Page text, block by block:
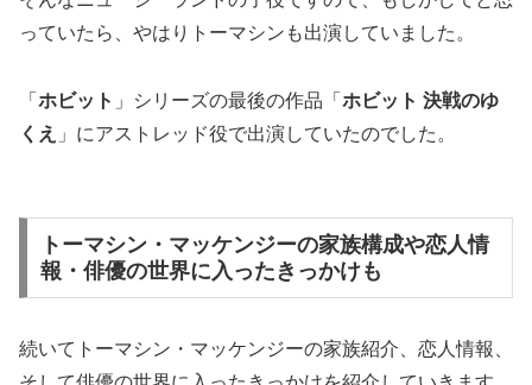
っていたら、やはりトーマシンも出演していました。
「 ホビット 」シリーズの最後の作品「 ホビット 決戦のゆ
くえ 」にアストレッド役で出演していたのでした。
トーマシン・マッケンジーの家族構成や恋人情
報・俳優の世界に入ったきっかけも
続いてトーマシン・マッケンジーの家族紹介、恋人情報、